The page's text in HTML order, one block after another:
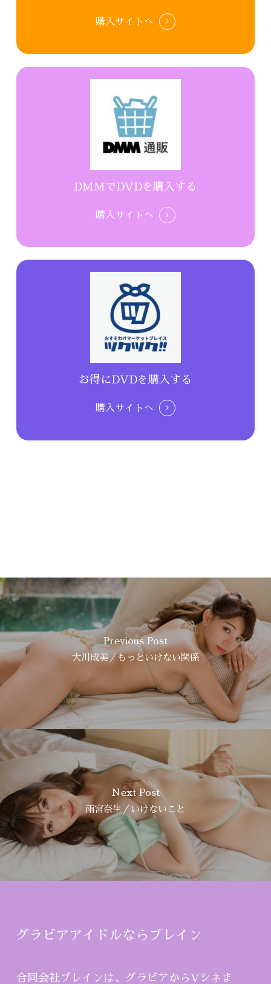
購入サイトへ
DMMでDVDを購入する
購入サイトへ
お得にDVDを購入する
購入サイトへ
Previous Post
大川成美／もっといけない関係
Next Post
雨宮奈生／いけないこと
グラビアアイドルならブレイン
合同会社ブレインは、グラビアからVシネま